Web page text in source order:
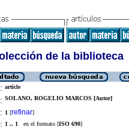
de la biblioteca
article
SOLANO, ROGELIO MARCOS [Autor]
1 [refinar]
1 .. 1 en el formato [ISO 690]